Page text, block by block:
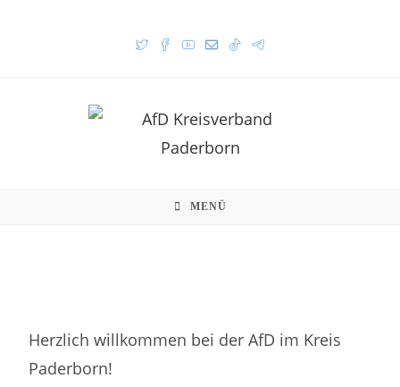
MENÜ
Herzlich willkommen bei der AfD im Kreis
Paderborn!